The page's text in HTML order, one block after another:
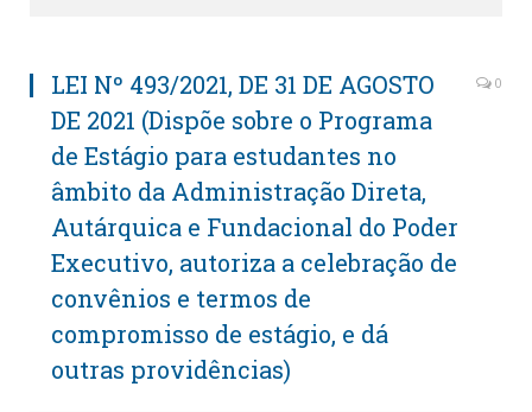
LEI Nº 493/2021, DE 31 DE AGOSTO
DE 2021 (Dispõe sobre o Programa
de Estágio para estudantes no
âmbito da Administração Direta,
Autárquica e Fundacional do Poder
Executivo, autoriza a celebração de
convênios e termos de
compromisso de estágio, e dá
outras providências)
0